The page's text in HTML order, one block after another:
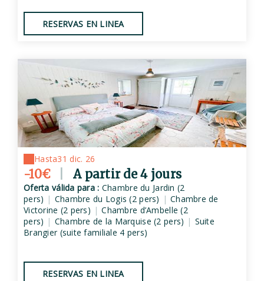
RESERVAS EN LINEA
Hasta31 dic. 26
-10€ A partir de 4 jours
Oferta válida para : Chambre du Jardin (2
pers) | Chambre du Logis (2 pers) | Chambre de
Victorine (2 pers) | Chambre d’Ambelle (2
pers) | Chambre de la Marquise (2 pers) | Suite
Brangier (suite familiale 4 pers)
RESERVAS EN LINEA